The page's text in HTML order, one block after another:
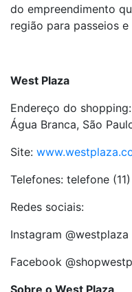
do empreendimento
região para passeios
West Plaza
Endereço do
Água Branca, São
Site:
Telefones: telefone
Redes sociais:
Instagram @westplaza
Facebook
Sobre o West Plaza